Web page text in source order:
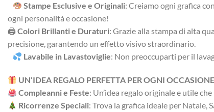
Stampe Esclusive e Originali: Creiamo ogni grafica
ogni personalità e occasione!
🖨 Colori Brillanti e Duraturi: Grazie alla stampa di alta
precisione, garantendo un effetto visivo straordinario.
Lavabile in Lavastoviglie: Non preoccuparti per il
UN’IDEA REGALO PERFETTA PER OGNI
Compleanni e Feste: Un’idea regalo originale e utile
Ricorrenze Speciali: Trova la grafica ideale per Natale,